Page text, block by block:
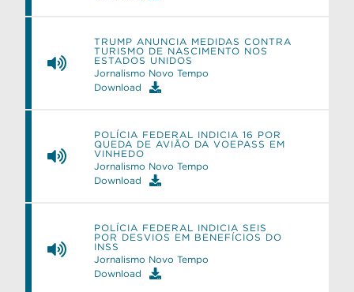
TRUMP ANUNCIA MEDIDAS CONTRA
TURISMO DE NASCIMENTO NOS
ESTADOS UNIDOS
Jornalismo Novo Tempo
Download
POLÍCIA FEDERAL INDICIA 16 POR
QUEDA DE AVIÃO DA VOEPASS EM
VINHEDO
Jornalismo Novo Tempo
Download
POLÍCIA FEDERAL INDICIA SEIS
POR DESVIOS EM BENEFÍCIOS DO
INSS
Jornalismo Novo Tempo
Download